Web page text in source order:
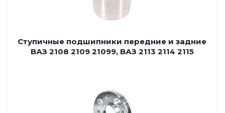
Ступичные подшипники передние и задние
ВАЗ 2108 2109 21099, ВАЗ 2113 2114 2115